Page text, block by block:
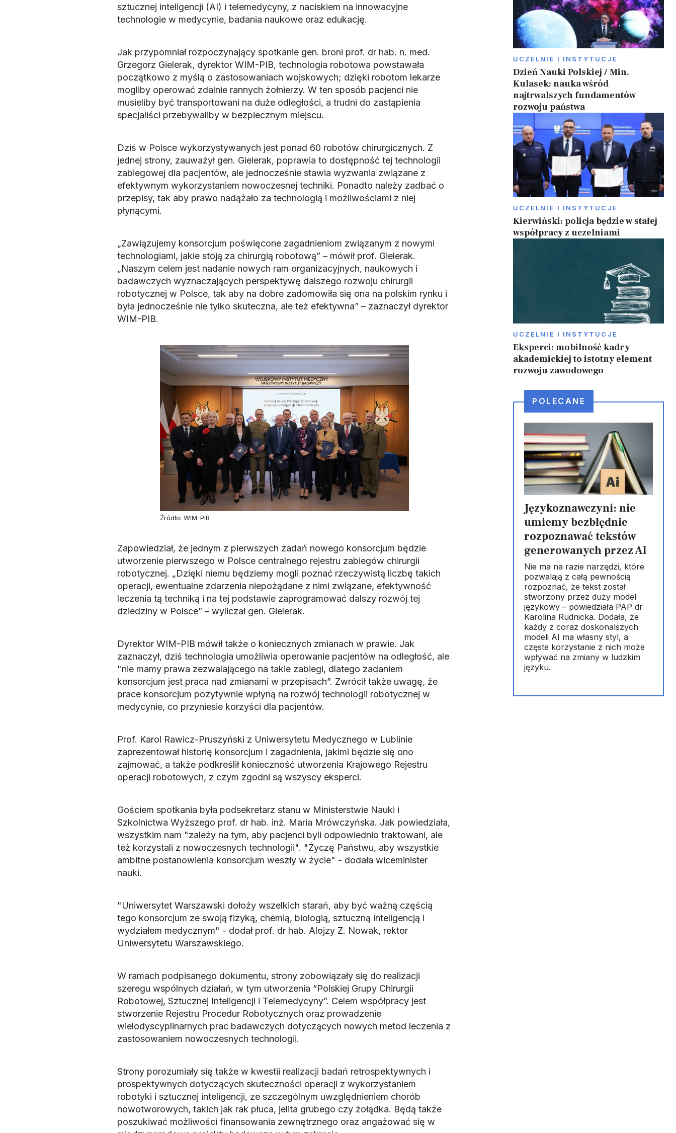
sztucznej inteligencji (AI) i telemedycyny, z naciskiem na innowacyjne
technologie w medycynie, badania naukowe oraz edukację.
Jak przypomniał rozpoczynający spotkanie gen. broni prof. dr hab. n. med.
Grzegorz Gielerak, dyrektor WIM-PIB, technologia robotowa powstawała
początkowo z myślą o zastosowaniach wojskowych; dzięki robotom lekarze
mogliby operować zdalnie rannych żołnierzy. W ten sposób pacjenci nie
musieliby być transportowani na duże odległości, a trudni do zastąpienia
specjaliści przebywaliby w bezpiecznym miejscu.
Dziś w Polsce wykorzystywanych jest ponad 60 robotów chirurgicznych. Z
jednej strony, zauważył gen. Gielerak, poprawia to dostępność tej technologii
zabiegowej dla pacjentów, ale jednocześnie stawia wyzwania związane z
efektywnym wykorzystaniem nowoczesnej techniki. Ponadto należy zadbać o
przepisy, tak aby prawo nadążało za technologią i możliwościami z niej
płynącymi.
„Zawiązujemy konsorcjum poświęcone zagadnieniom związanym z nowymi
technologiami, jakie stoją za chirurgią robotową” – mówił prof. Gielerak.
„Naszym celem jest nadanie nowych ram organizacyjnych, naukowych i
badawczych wyznaczających perspektywę dalszego rozwoju chirurgii
robotycznej w Polsce, tak aby na dobre zadomowiła się ona na polskim rynku i
była jednocześnie nie tylko skuteczna, ale też efektywna” – zaznaczył dyrektor
WIM-PIB.
Źródło: WIM-PIB
Zapowiedział, że jednym z pierwszych zadań nowego konsorcjum będzie
utworzenie pierwszego w Polsce centralnego rejestru zabiegów chirurgii
robotycznej. „Dzięki niemu będziemy mogli poznać rzeczywistą liczbę takich
operacji, ewentualne zdarzenia niepożądane z nimi związane, efektywność
leczenia tą techniką i na tej podstawie zaprogramować dalszy rozwój tej
dziedziny w Polsce” – wyliczał gen. Gielerak.
Dyrektor WIM-PIB mówił także o koniecznych zmianach w prawie. Jak
zaznaczył, dziś technologia umożliwia operowanie pacjentów na odległość, ale
"nie mamy prawa zezwalającego na takie zabiegi, dlatego zadaniem
konsorcjum jest praca nad zmianami w przepisach”. Zwrócił także uwagę, że
prace konsorcjum pozytywnie wpłyną na rozwój technologii robotycznej w
medycynie, co przyniesie korzyści dla pacjentów.
Prof. Karol Rawicz-Pruszyński z Uniwersytetu Medycznego w Lublinie
zaprezentował historię konsorcjum i zagadnienia, jakimi będzie się ono
zajmować, a także podkreślił konieczność utworzenia Krajowego Rejestru
operacji robotowych, z czym zgodni są wszyscy eksperci.
Gościem spotkania była podsekretarz stanu w Ministerstwie Nauki i
Szkolnictwa Wyższego prof. dr hab. inż. Maria Mrówczyńska. Jak powiedziała,
wszystkim nam "zależy na tym, aby pacjenci byli odpowiednio traktowani, ale
też korzystali z nowoczesnych technologii". "Życzę Państwu, aby wszystkie
ambitne postanowienia konsorcjum weszły w życie" - dodała wiceminister
nauki.
"Uniwersytet Warszawski dołoży wszelkich starań, aby być ważną częścią
tego konsorcjum ze swoją fizyką, chemią, biologią, sztuczną inteligencją i
wydziałem medycznym" - dodał prof. dr hab. Alojzy Z. Nowak, rektor
Uniwersytetu Warszawskiego.
W ramach podpisanego dokumentu, strony zobowiązały się do realizacji
szeregu wspólnych działań, w tym utworzenia “Polskiej Grupy Chirurgii
Robotowej, Sztucznej Inteligencji i Telemedycyny”. Celem współpracy jest
stworzenie Rejestru Procedur Robotycznych oraz prowadzenie
wielodyscyplinarnych prac badawczych dotyczących nowych metod leczenia z
zastosowaniem nowoczesnych technologii.
Strony porozumiały się także w kwestii realizacji badań retrospektywnych i
prospektywnych dotyczących skuteczności operacji z wykorzystaniem
robotyki i sztucznej inteligencji, ze szczególnym uwzględnieniem chorób
nowotworowych, takich jak rak płuca, jelita grubego czy żołądka. Będą także
poszukiwać możliwości finansowania zewnętrznego oraz angażować się w
UCZELNIE I INSTYTUCJE
Dzień Nauki Polskiej / Min.
Kulasek: nauka wśród
najtrwalszych fundamentów
rozwoju państwa
UCZELNIE I INSTYTUCJE
Kierwiński: policja będzie w stałej
współpracy z uczelniami
UCZELNIE I INSTYTUCJE
Eksperci: mobilność kadry
akademickiej to istotny element
rozwoju zawodowego
POLECANE
Językoznawczyni: nie
umiemy bezbłędnie
rozpoznawać tekstów
generowanych przez AI
Nie ma na razie narzędzi, które
pozwalają z całą pewnością
rozpoznać, że tekst został
stworzony przez duży model
językowy – powiedziała PAP dr
Karolina Rudnicka. Dodała, że
każdy z coraz doskonalszych
modeli AI ma własny styl, a
częste korzystanie z nich może
wpływać na zmiany w ludzkim
języku.